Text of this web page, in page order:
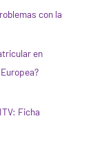
con la
en
Ficha